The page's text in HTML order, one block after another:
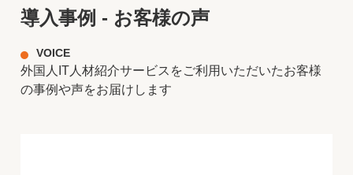
導入事例 - お客様の声
VOICE
外国人IT人材紹介サービスをご利用いただいたお客様
の事例や声をお届けします